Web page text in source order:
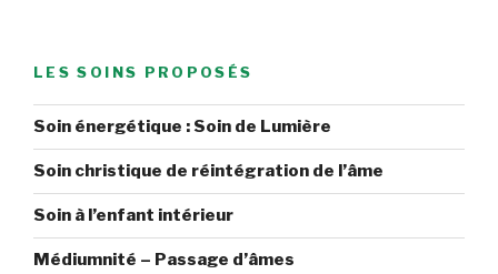
LES SOINS PROPOSÉS
Soin énergétique : Soin de Lumière
Soin christique de réintégration de l’âme
Soin à l’enfant intérieur
Médiumnité – Passage d’âmes